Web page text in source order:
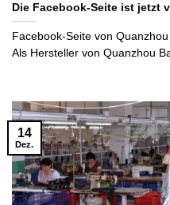
Die Facebook-Seite ist jetzt
Facebook-Seite von
Als Hersteller von Quanzhou
14
Dez.